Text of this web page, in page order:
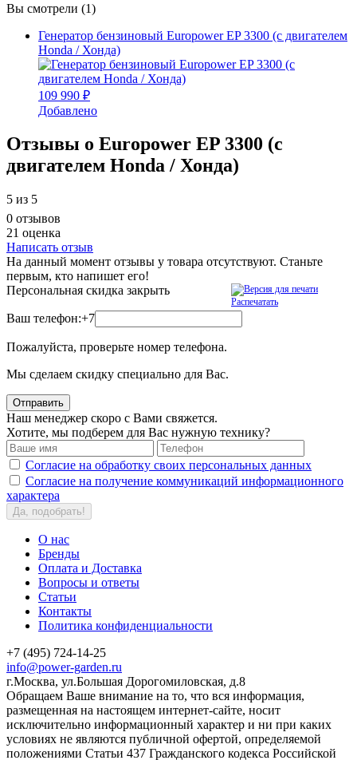
Вы смотрели (1)
Генератор бензиновый Europower EP 3300 (c двигателем
Honda / Хонда)
109 990 ₽
Добавлено
Отзывы о Europower EP 3300 (c
двигателем Honda / Хонда)
5 из 5
0 отзывов
21 оценка
Написать отзыв
На данный момент отзывы у товара отсутствуют. Станьте
первым, кто напишет его!
Распечатать
Персональная скидка закрыть
Ваш телефон:+7
Пожалуйста, проверьте номер телефона.
Мы сделаем скидку специально для Вас.
Отправить
Наш менеджер скоро с Вами свяжется.
Хотите, мы подберем для Вас нужную технику?
Согласие на обработку своих персональных данных
Согласие на получение коммуникаций информационного
характера
Да, подобрать!
О нас
Бренды
Оплата и Доставка
Вопросы и ответы
Статьи
Контакты
Политика конфиденциальности
+7 (495) 724-14-25
info@power-garden.ru
г.Москва, ул.Большая Дорогомиловская, д.8
Обращаем Ваше внимание на то, что вся информация,
размещенная на настоящем интернет-сайте, носит
исключительно информационный характер и ни при каких
условиях не являются публичной офертой, определяемой
положениями Статьи 437 Гражданского кодекса Российской